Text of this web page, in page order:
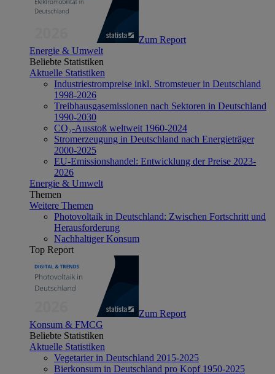
Zum Report
Energie & Umwelt
Beliebte Statistiken
Aktuelle Statistiken
Industriestrompreise inkl. Stromsteuer in Deutschland
1998-2026
Treibhausgasemissionen nach Sektoren in Deutschland
1990-2030
CO₂-Ausstoß weltweit 1960-2024
Stromerzeugung in Deutschland nach Energieträger
2000-2025
EU-Emissionshandel: Entwicklung der Preise 2023-
2026
Energie & Umwelt
Themen
Weitere Themen
Photovoltaik in Deutschland: Zwischen Fortschritt und
Herausforderung
Nachhaltiger Konsum
Top Report
Zum Report
Konsum & FMCG
Beliebte Statistiken
Aktuelle Statistiken
Vegetarier in Deutschland 2015-2025
Bierkonsum in Deutschland pro Kopf 1950-2025